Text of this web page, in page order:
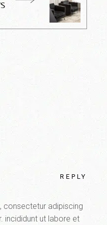
consectetur adipiscing
incididunt ut labore et
REPLY